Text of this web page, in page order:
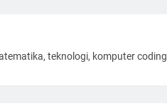
teknologi, komputer coding